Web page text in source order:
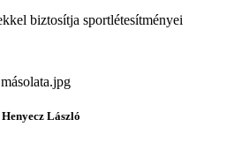
biztosítja sportlétesítményei
László